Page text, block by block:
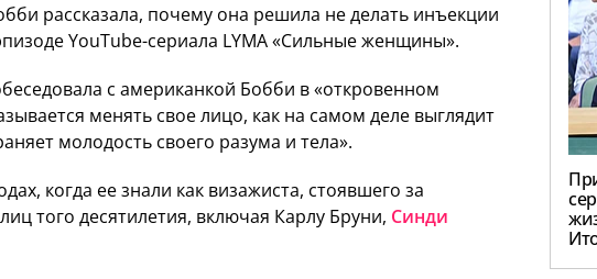
рассказала, почему она решила не делать инъекции
YouTube-сериала LYMA «Сильные женщины».
с американкой Бобби в «откровенном
менять свое лицо, как на самом деле выглядит
молодость своего разума и тела».
когда ее знали как визажиста, стоявшего за
того десятилетия, включая Карлу Бруни, Синди